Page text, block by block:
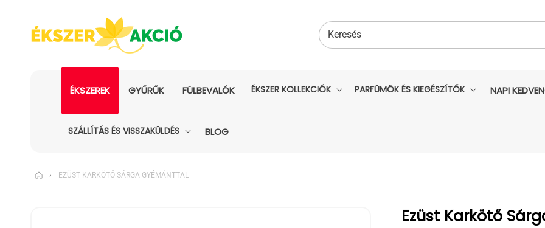
Keresés
ÉKSZEREK GYŰRŰK FÜLBEVALÓK ÉKSZER KOLLEKCIÓK PARFÜMÖK ÉS KIEGÉSZÍTŐK NAPI
SZÁLLÍTÁS ÉS VISSZAKÜLDÉS BLOG
› EZÜST KARKÖTŐ SÁRGA GYÉMÁNTTAL
Ezüst Karkötő